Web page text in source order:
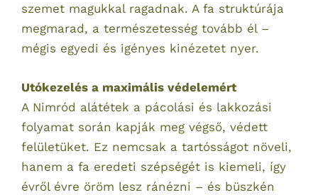
szemet magukkal ragadnak. A fa struktúrája
megmarad, a természetesség tovább él –
mégis egyedi és igényes kinézetet nyer.
Utókezelés a maximális védelemért
A Nimród alátétek a pácolási és lakkozási
folyamat során kapják meg végső, védett
felületüket. Ez nemcsak a tartósságot növeli,
hanem a fa eredeti szépségét is kiemeli, így
évről évre öröm lesz ránézni – és büszkén